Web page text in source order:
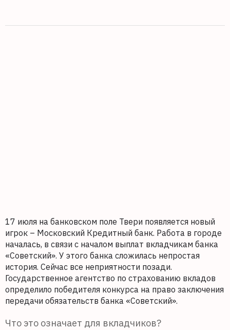
17 июля на банковском поле Твери появляется новый
игрок – Московский Кредитный банк. Работа в городе
началась, в связи с началом выплат вкладчикам банка
«Советский». У этого банка сложилась непростая
история. Сейчас все неприятности позади.
Государственное агентство по страхованию вкладов
определило победителя конкурса на право заключения
передачи обязательств банка «Советский».
Что это означает для вкладчиков?